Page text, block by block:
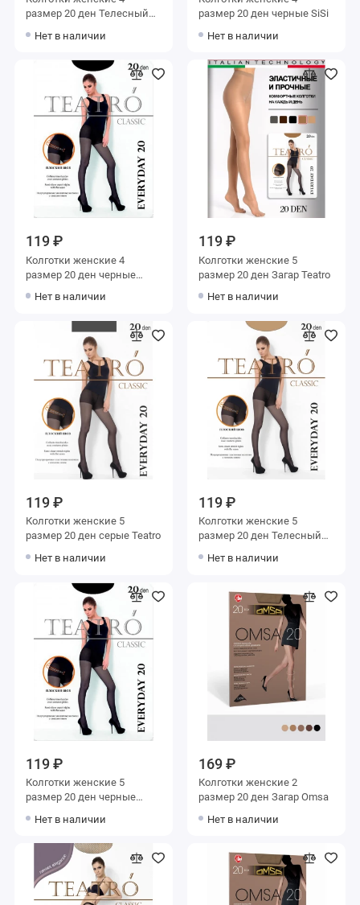
размер 20 ден Телесный
Нет в наличии
размер 20 ден черные SiSi
Нет в наличии
119 ₽
Колготки женские 4
размер 20 ден черные
Нет в наличии
119 ₽
Колготки женские 5
размер 20 ден Загар Teatro
Нет в наличии
119 ₽
Колготки женские 5
размер 20 ден серые Teatro
Нет в наличии
119 ₽
Колготки женские 5
размер 20 ден Телесный
Нет в наличии
119 ₽
Колготки женские 5
размер 20 ден черные
Нет в наличии
169 ₽
Колготки женские 2
размер 20 ден Загар Omsa
Нет в наличии